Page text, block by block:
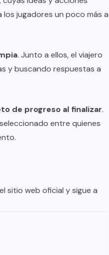
jugadores un poco más a
. Junto a ellos, el viajero
y buscando respuestas a
de progreso al finalizar.
entre quienes
sitio web oficial y sigue a